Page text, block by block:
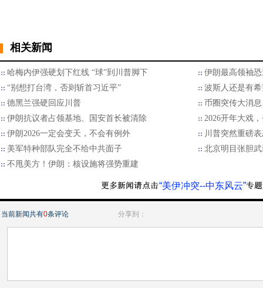
相关新闻
哈梅内伊强硬划下红线 “球”到川普脚下
伊朗最高领袖
“别想打台湾，否则斩首习近平”
波斯人还是有
德黑兰强硬回应川普
币圈突传大消息
伊朗抗议者占领基地、国安首长被清除
2026开年大戏
伊朗2026一定会变天，不会有例外
川普突然重磅
美军特种部队完全不给中共面子
北京明目张胆
不甩美方！伊朗：核设施将强势重建
“美伊冲突--中东风云”
当前新闻共有0条评论 分享到：